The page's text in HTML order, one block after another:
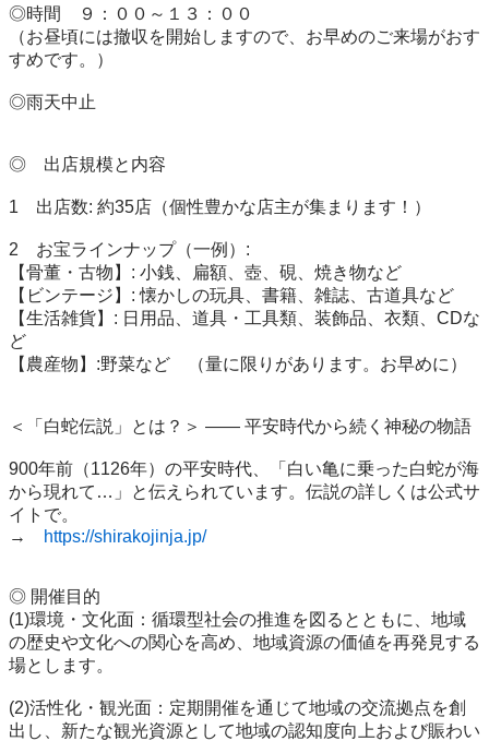
◎時間　９：００～１３：００
（お昼頃には撤収を開始しますので、お早めのご来場がおす
すめです。）
◎雨天中止
◎　出店規模と内容
1　出店数: 約35店（個性豊かな店主が集まります！）
2　お宝ラインナップ（一例）:
【骨董・古物】: 小銭、扁額、壺、硯、焼き物など
【ビンテージ】: 懐かしの玩具、書籍、雑誌、古道具など
【生活雑貨】: 日用品、道具・工具類、装飾品、衣類、CDな
ど
【農産物】:野菜など　（量に限りがあります。お早めに）
＜「白蛇伝説」とは？＞ —— 平安時代から続く神秘の物語
900年前（1126年）の平安時代、「白い亀に乗った白蛇が海
から現れて…」と伝えられています。伝説の詳しくは公式サ
イトで。
→
https://shirakojinja.jp/
◎ 開催目的
(1)環境・文化面：循環型社会の推進を図るとともに、地域
の歴史や文化への関心を高め、地域資源の価値を再発見する
場とします。
(2)活性化・観光面：定期開催を通じて地域の交流拠点を創
出し、新たな観光資源として地域の認知度向上および賑わい